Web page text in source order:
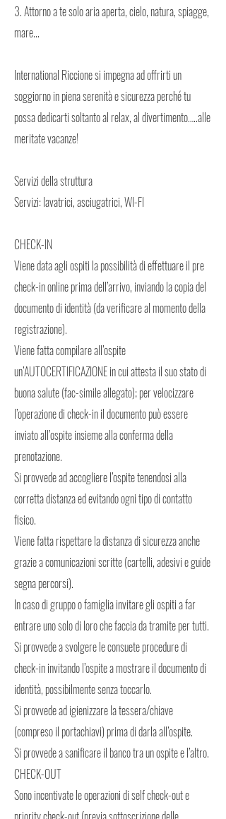
3. Attorno a te solo aria aperta, cielo, natura, spiagge,
mare...
International Riccione si impegna ad offrirti un
soggiorno in piena serenità e sicurezza perché tu
possa dedicarti soltanto al relax, al divertimento…..alle
meritate vacanze!
Servizi della struttura
Servizi: lavatrici, asciugatrici, WI-FI
CHECK-IN
Viene data agli ospiti la possibilità di effettuare il pre
check-in online prima dell’arrivo, inviando la copia del
documento di identità (da verificare al momento della
registrazione).
Viene fatta compilare all’ospite
un’AUTOCERTIFICAZIONE in cui attesta il suo stato di
buona salute (fac-simile allegato); per velocizzare
l’operazione di check-in il documento può essere
inviato all’ospite insieme alla conferma della
prenotazione.
Si provvede ad accogliere l’ospite tenendosi alla
corretta distanza ed evitando ogni tipo di contatto
fisico.
Viene fatta rispettare la distanza di sicurezza anche
grazie a comunicazioni scritte (cartelli, adesivi e guide
segna percorsi).
In caso di gruppo o famiglia invitare gli ospiti a far
entrare uno solo di loro che faccia da tramite per tutti.
Si provvede a svolgere le consuete procedure di
check-in invitando l’ospite a mostrare il documento di
identità, possibilmente senza toccarlo.
Si provvede ad igienizzare la tessera/chiave
(compreso il portachiavi) prima di darla all’ospite.
Si provvede a sanificare il banco tra un ospite e l’altro.
CHECK-OUT
Sono incentivate le operazioni di self check-out e